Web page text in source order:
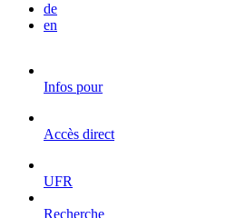
de
en
Infos pour
Accès direct
UFR
Recherche